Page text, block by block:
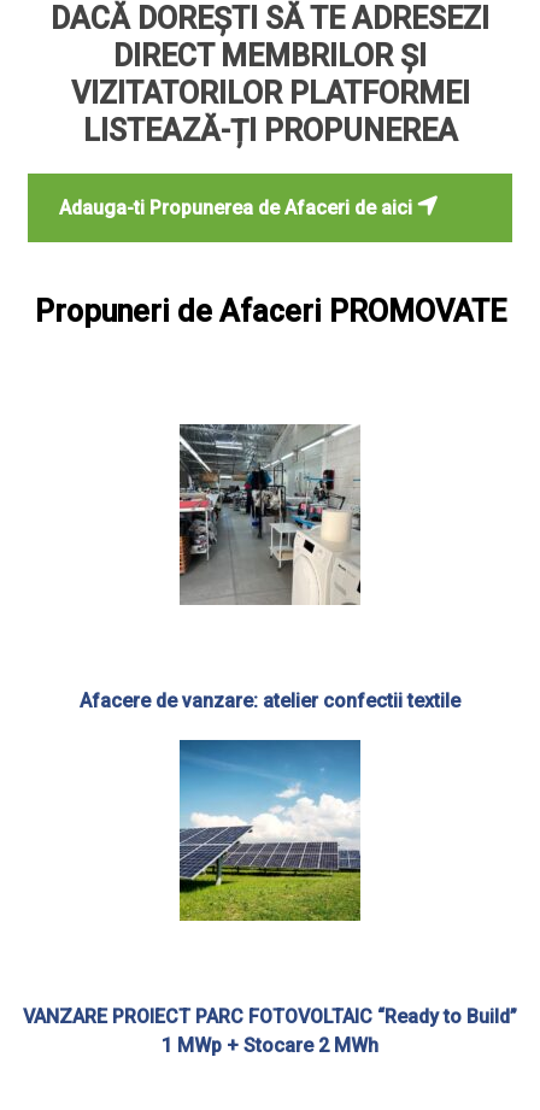
DACĂ DOREȘTI SĂ TE ADRESEZI
DIRECT MEMBRILOR ȘI
VIZITATORILOR PLATFORMEI
LISTEAZĂ-ȚI PROPUNEREA
Adauga-ti Propunerea de Afaceri de aici
Propuneri de Afaceri PROMOVATE
Afacere de vanzare: atelier confectii textile
VANZARE PROIECT PARC FOTOVOLTAIC “Ready to Build”
1 MWp + Stocare 2 MWh